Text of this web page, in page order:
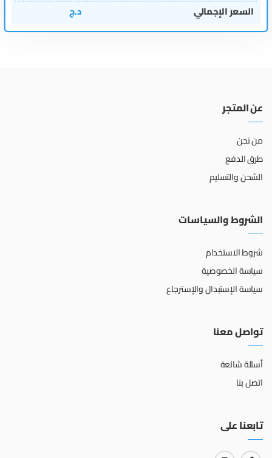
السعر الإجمالي
د.ج
عن المتجر
من نحن
طرق الدفع
الشحن والتسليم
الشروط والسياسات
شروط الاستخدام
سياسة الخصوصية
سياسة الإستبدال والإسترجاع
تواصل معنا
أسئلة شائعة
اتصل بنا
تابعنا على